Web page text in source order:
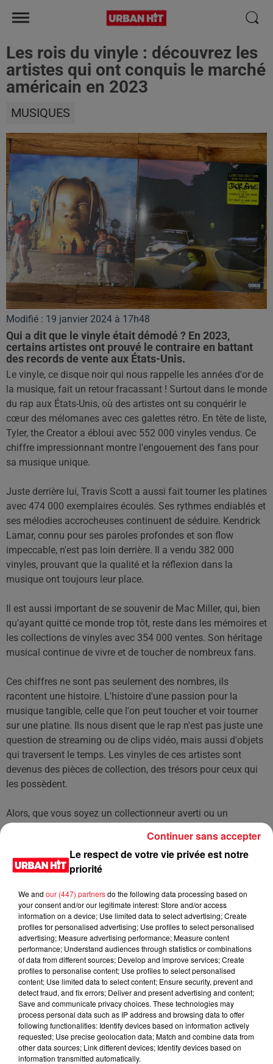
Les rois du vinyle : découvrez les
artistes qui ont conquis le marché
américain en 2023
MUSIQUES
Modifié : 19 janvier 2024 à 17h48
Qui a dit que le vinyle était démodé ? En 2023,
certains artistes ont prouvé le contraire en battant
des records de vente aux États-Unis.
Le vinyle, ce disque noir qui nous rappelle les années d'or de
la musique, fait un retour fracassant ! Surtout dans le monde
du rap aux États-Unis, où des artistes ont su conquérir le
cœur des mélomanes avec ces galettes rétro. En tête de liste,
Tyler, the Creator a ébloui avec 552 000 vinyles vendus. Ce
chiffre impressionnant montre l'engouement des fans pour
sa musique unique.
Juste derrière lui, Travis Scott a aussi fait tourner les platines
avec 474 000 exemplaires écoulés. Ses rythmes endiablés et
ses mélodies accrocheuses continuent de séduire. Kendrick
Lamar, connu pour ses paroles profondes et son flow
impeccable, n'est pas loin derrière. Il a vendu 382 000
vinyles, prouvant que la qualité et la réflexion dans la
musique ont toujours leur place.
Il est aussi important de se souvenir de Mac Miller, qui, bien
qu'ayant quitté ce monde trop tôt, reste dans les mémoires et
les collections de vinyles avec 354 000 ventes. Son héritage
musical continue de vivre et de toucher de nombreux fans.
Ces chiffres ne sont pas seulement des nombres, ils
racontent une histoire. L'histoire d'une passion pour la
musique tangible, celle que l'on peut toucher et voir tourner
sur une platine. Ils nous disent que le rap n'est pas juste une
question de streaming ou de clips vidéo, mais aussi d'objets
qui traversent le temps. Les vinyles de ces artistes sont
devenus des pièces de collection, des trésors pour ceux qui
les possèdent.
Alors, que vous soyez un collectionneur averti ou un
nouveau fan du rap, ces chiffres vous montrent où chercher
les perles du genre. Tyler, Travis, Kendrick, Mac : quatre
noms, quatre histoires, et une passion commune pour le
vinyle qui semble ne jamais vouloir s'éteindre.
LES DERNIÈRES NEWS Voir plus
Jay-Z se bat contre la grand-mère
d'un homme prétendant être son fils
Cassie met fin à une ex-escorte
masculine dans sa bataille...
Le respect de votre vie privée est notre
priorité
We and our (447) partnersdo the following data processing based on
your consent and/or our legitimate interest: Store and/or access
information on a device; Use limited data to select advertising; Create
profiles for personalised advertising; Use profiles to select personalised
advertising; Measure advertising performance; Measure content
performance; Understand audiences through statistics or combinations
of data from different sources; Develop and improve services; Create
profiles to personalise content; Use profiles to select personalised
content; Use limited data to select content; Ensure security, prevent and
detect fraud, and fix errors; Deliver and present advertising and content;
Save and communicate privacy choices. These technologies may
process personal data such as IP address and browsing data to offer
following functionalities: Identify devices based on information actively
requested; Use precise geolocation data; Match and combine data from
other data sources; Link different devices; Identify devices based on
information transmitted automatically.
Continuer sans accepter